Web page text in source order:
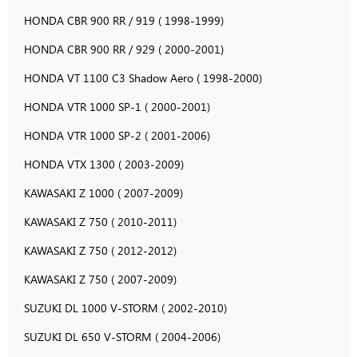
HONDA CBR 900 RR / 919 ( 1998-1999)
HONDA CBR 900 RR / 929 ( 2000-2001)
HONDA VT 1100 C3 Shadow Aero ( 1998-2000)
HONDA VTR 1000 SP-1 ( 2000-2001)
HONDA VTR 1000 SP-2 ( 2001-2006)
HONDA VTX 1300 ( 2003-2009)
KAWASAKI Z 1000 ( 2007-2009)
KAWASAKI Z 750 ( 2010-2011)
KAWASAKI Z 750 ( 2012-2012)
KAWASAKI Z 750 ( 2007-2009)
SUZUKI DL 1000 V-STORM ( 2002-2010)
SUZUKI DL 650 V-STORM ( 2004-2006)